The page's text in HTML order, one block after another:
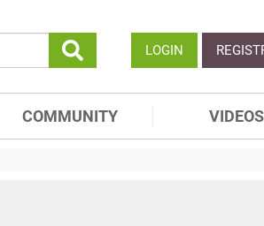
LOGIN
COMMUNITY VIDEOS